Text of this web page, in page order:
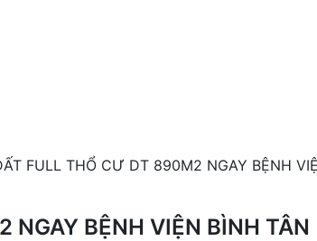
FULL THỔ CƯ DT 890M2 NGAY BỆNH
BỆNH VIỆN BÌNH TÂN